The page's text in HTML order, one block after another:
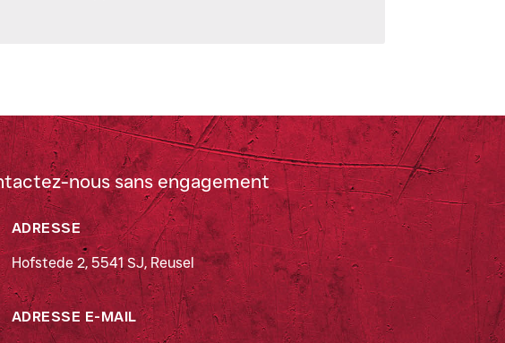
nous sans engagement
ADRESSE
Hofstede 2, 5541 SJ, Reusel
ADRESSE E-MAIL